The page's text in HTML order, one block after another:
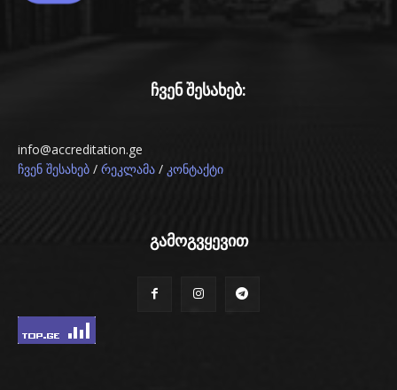
ჩვენ შესახებ:
info@accreditation.ge
ჩვენ შესახებ / რეკლამა / კონტაქტი
გამოგვყევით